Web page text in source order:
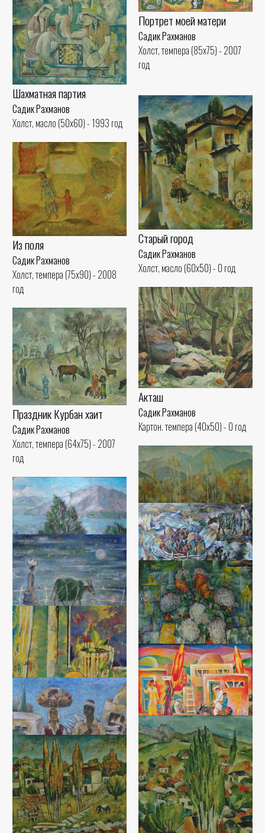
Портрет моей матери
Садик Рахманов
Холст, темпера (85x75) - 2007
год
Шахматная партия
Садик Рахманов
Холст, масло (50x60) - 1993 год
Старый город
Садик Рахманов
Холст, масло (60x50) - 0 год
Из поля
Садик Рахманов
Холст, темпера (75x90) - 2008
год
Акташ
Садик Рахманов
Картон. темпера (40x50) - 0 год
Праздник Курбан хаит
Садик Рахманов
Холст, темпера (64x75) - 2007
год
У реки
Садик Рахманов
Холст, масло (65x90) - 2007 год
Тишина
Садик Рахманов
Холст, масло (50x60) - 2017 год
Осенний натюрморт
Садик Рахманов
Холст, масло (50x60) - 2015 год
Возвращение из сада
Садик Рахманов
Холст, темпера (50x60) - 2015
год
Натюрморт с сиренью
Садик Рахманов
Холст, темпера (60x50) - 1988
год
Натюрморт
Садик Рахманов
Холст, темпера (60x50) - 1988
год
Закат
Садик Рахманов
Холст, темпера (65x70) - 2009
год